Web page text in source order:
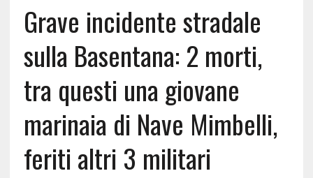
Grave incidente stradale
sulla Basentana: 2 morti,
tra questi una giovane
marinaia di Nave Mimbelli,
feriti altri 3 militari